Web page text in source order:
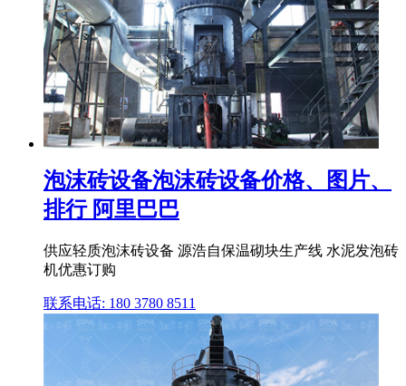
泡沫砖设备泡沫砖设备价格、图片、
排行 阿里巴巴
供应轻质泡沫砖设备 源浩自保温砌块生产线 水泥发泡砖
机优惠订购
联系电话: 180 3780 8511